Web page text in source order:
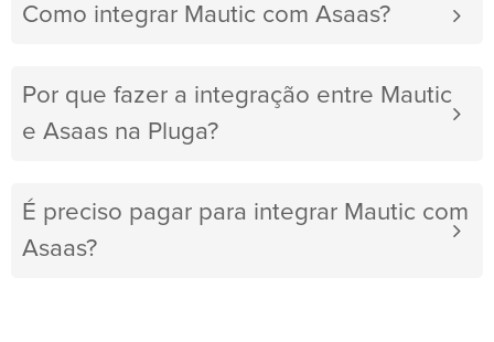
Como integrar Mautic com Asaas?
Por que fazer a integração entre Mautic
e Asaas na Pluga?
É preciso pagar para integrar Mautic com
Asaas?